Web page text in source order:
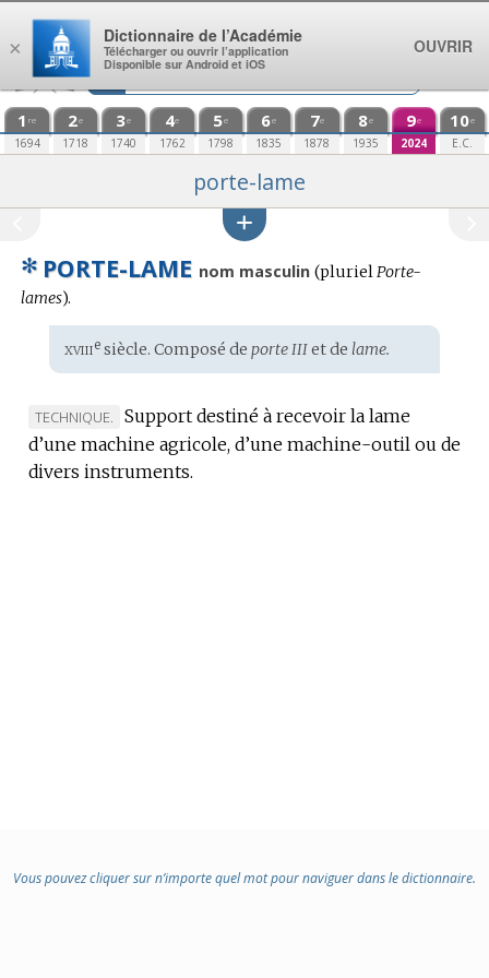
Aller au contenu
1 re
1694
2e
1718
3e
1740
4e
1762
5e
1798
6e
1835
7e
1878
8e
1935
9e
2024
10e
E.C.
porte-lame
✻ PORTE-LAME nom masculin (plurielPorte-
lames).
Étymologie
:
xviiiesiècle. Composé de porte IIIet de lame.
MARQUE
DE
DOMAINE
TECHNIQUE.
Support destiné à recevoir la lame
d’une machine agricole, d’une machine-outil ou de
divers instruments.
Vous pouvez cliquer sur n’importe quel mot pour naviguer dans le dictionnaire.
×
Dictionnaire de l’Académie
Télécharger ou ouvrir l’application
Disponible sur Android et iOS
OUVRIR